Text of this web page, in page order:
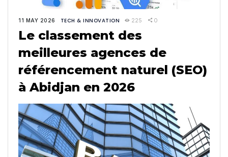
11 MAY 2026 TECH & INNOVATION 225 0
Le classement des
meilleures agences de
référencement naturel (SEO)
à Abidjan en 2026